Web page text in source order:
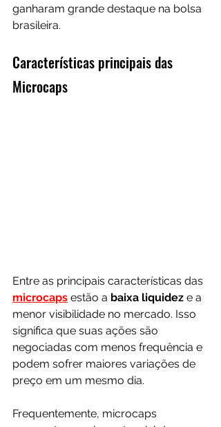
ganharam grande destaque na bolsa
brasileira.
Características principais das
Microcaps
Entre as principais características das
microcaps estão a baixa liquidez e a
menor visibilidade no mercado. Isso
significa que suas ações são
negociadas com menos frequência e
podem sofrer maiores variações de
preço em um mesmo dia.
Frequentemente, microcaps